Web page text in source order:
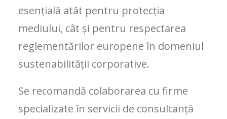
esențială atât pentru protecția
mediului, cât și pentru respectarea
reglementărilor europene în domeniul
sustenabilității corporative.
Se recomandă colaborarea cu firme
specializate în servicii de consultanță